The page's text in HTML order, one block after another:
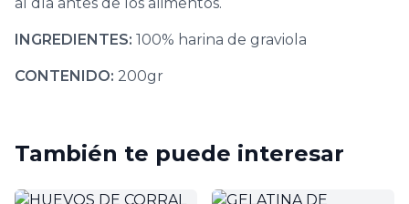
INGREDIENTES: 100% harina de graviola
CONTENIDO: 200gr
También te puede interesar